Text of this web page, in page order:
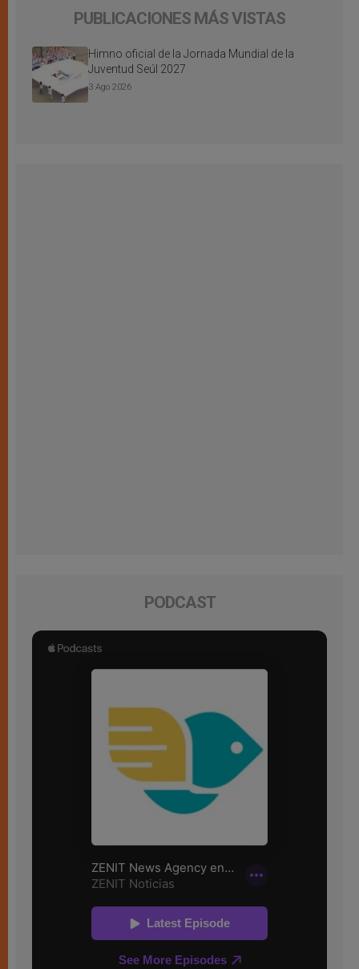
PUBLICACIONES MÁS VISTAS
Himno oficial de la Jornada Mundial de la
Juventud Seúl 2027
3 Ago 2026
PODCAST